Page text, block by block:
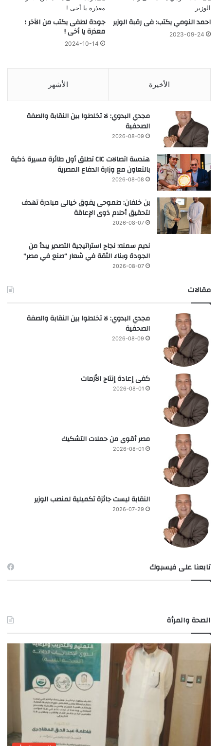
احمد النومي يكتب: فى رقبة الوزير
2023-09-24
جودة لطفى يكتب من الآخر ؛
معذرة يا أخى !
2024-10-14
الأخيرة الأشهر
مجدي البدوي: لا تخلطوا بين النقابة والصفة
الصحفية
2026-08-09
هندسة اتصالات CIC تطلق أول طائرة مسيرة ذكية
بالتعاون مع وزارة الدفاع المصرية
2026-08-08
بن خلفان: طموحى يفوق خيالى مبادرة تهدف
لتحقيق أحلام ذوى الإعاقة
2026-08-07
نديم سمنه: نجاح استراتيجية التصدير يبدأ من
الجودة وبناء الثقة في شعار “صنع في مصر”
2026-08-07
مقالات
مجدي البدوي: لا تخلطوا بين النقابة والصفة
الصحفية
2026-08-09
كفى إعادة إنتاج الأزمات
2026-08-01
مصر أقوى من حملات التشكيك
2026-08-01
النقابة ليست جائزة تكميلية لمنصب الوزير
2026-07-29
تابعنا على فيسبوك
الصحة والمرأة